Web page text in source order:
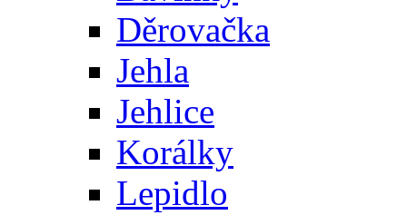
Děrovačka
Jehla
Jehlice
Korálky
Lepidlo